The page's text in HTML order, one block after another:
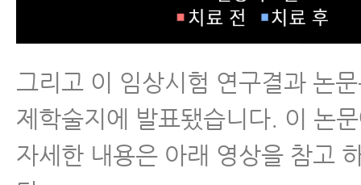
그리고 이 임상시험 연구결과 논
제학술지에 발표됐습니다. 이 논
자세한 내용은 아래 영상을 참고